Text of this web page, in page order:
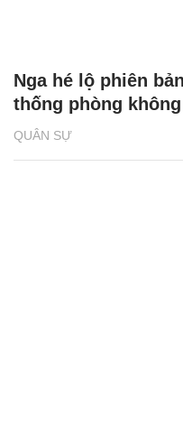
QUÂN SỰ
Nga hé lộ phiên
thống phòng